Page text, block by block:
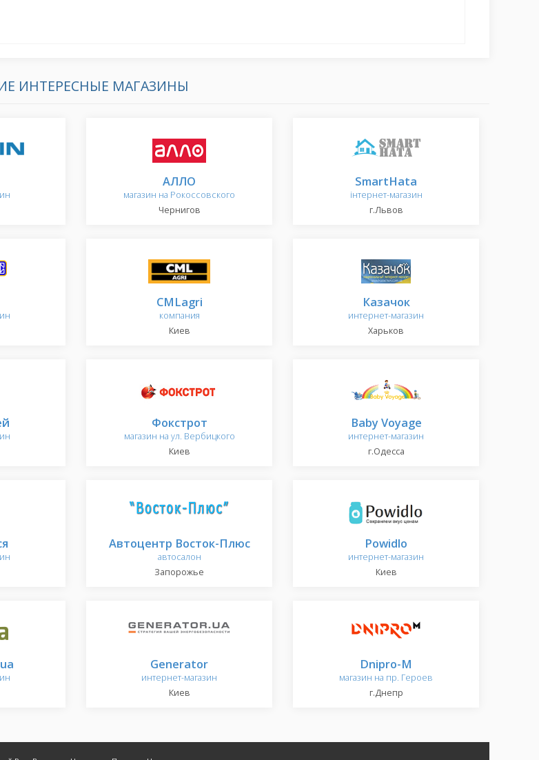
ИНТЕРЕСНЫЕ МАГАЗИНЫ
АЛЛО
магазин на Рокоссовского
Чернигов
SmartHata
інтернет-магазин
г.Львов
CMLagri
компания
Киев
Казачок
интернет-магазин
Харьков
Фокстрот
магазин на ул. Вербицкого
Киев
Baby Voyage
интернет-магазин
г.Одесса
Автоцентр Восток-Плюс
автосалон
Запорожье
Powidlo
интернет-магазин
Киев
Generator
интернет-магазин
Киев
Dnipro-M
магазин на пр. Героев
г.Днепр